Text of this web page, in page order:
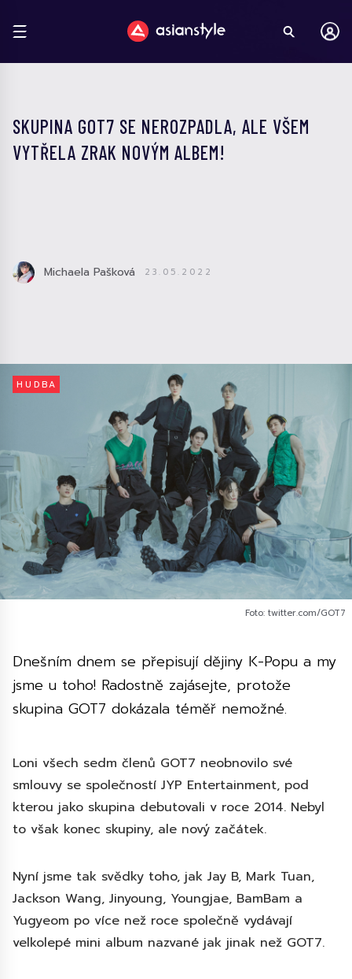
SKUPINA GOT7 SE NEROZPADLA, ALE VŠEM
VYTŘELA ZRAK NOVÝM ALBEM!
Michaela Pašková 23.05.2022
HUDBA
Foto: twitter.com/GOT7
Dnešním dnem se přepisují dějiny K-Popu a my
jsme u toho! Radostně zajásejte, protože
skupina GOT7 dokázala téměř nemožné.
Loni všech sedm členů GOT7 neobnovilo své
smlouvy se společností JYP Entertainment, pod
kterou jako skupina debutovali v roce 2014. Nebyl
to však konec skupiny, ale nový začátek.
Nyní jsme tak svědky toho, jak Jay B, Mark Tuan,
Jackson Wang, Jinyoung, Youngjae, BamBam a
Yugyeom po více než roce společně vydávají
velkolepé mini album nazvané jak jinak než GOT7.